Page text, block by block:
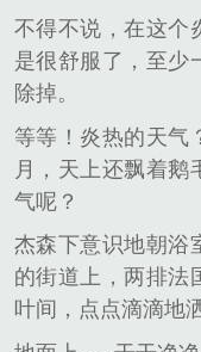
不得不说，在这个
是很舒服了，至少
除掉。
等等！炎热的天气
月，天上还飘着鹅
气呢？
杰森下意识地朝浴
的街道上，两排法
叶间，点点滴滴地